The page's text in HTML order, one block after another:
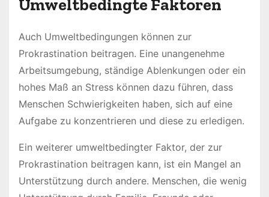
Umweltbedingte Faktoren
Auch Umweltbedingungen können zur
Prokrastination beitragen. Eine unangenehme
Arbeitsumgebung, ständige Ablenkungen oder ein
hohes Maß an Stress können dazu führen, dass
Menschen Schwierigkeiten haben, sich auf eine
Aufgabe zu konzentrieren und diese zu erledigen.
Ein weiterer umweltbedingter Faktor, der zur
Prokrastination beitragen kann, ist ein Mangel an
Unterstützung durch andere. Menschen, die wenig